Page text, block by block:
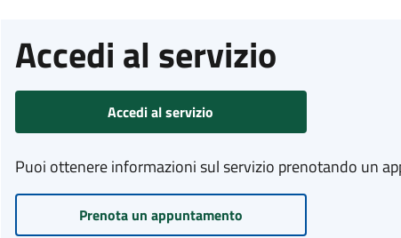
Accedi al servizio
Accedi al servizio
Puoi ottenere informazioni sul servizio prenotando un
Prenota un appuntamento